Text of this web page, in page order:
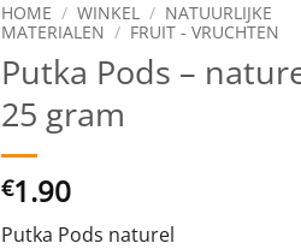
HOME / WINKEL / NATUURLIJKE
MATERIALEN / FRUIT - VRUCHTEN
Putka Pods –
25 gram
€1.90
Putka Pods naturel